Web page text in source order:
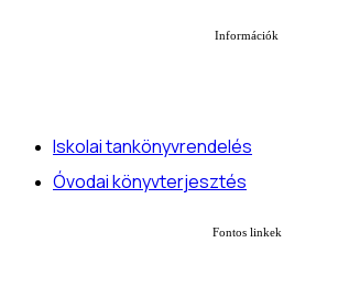
Információk
Iskolai tankönyvrendelés
Óvodai könyvterjesztés
Fontos linkek